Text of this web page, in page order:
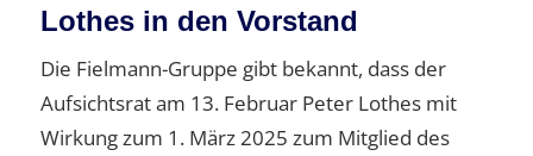
Lothes in den Vorstand
Die Fielmann-Gruppe gibt bekannt, dass der
Aufsichtsrat am 13. Februar Peter Lothes mit
Wirkung zum 1. März 2025 zum Mitglied des